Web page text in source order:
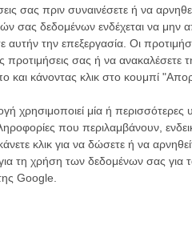
σας πριν συναινέσετε ή να
σας δεδομένων ενδέχεται να μην
αυτήν την επεξεργασία. Οι
προτιμήσεις σας ή να ανακαλέσετε
και κάνοντας κλικ στο κουμπί
χρησιμοποιεί μία ή περισσότερες
που περιλαμβάνουν,
κλικ για να δώσετε ή να
τη χρήση των δεδομένων σας
Google.
Οι